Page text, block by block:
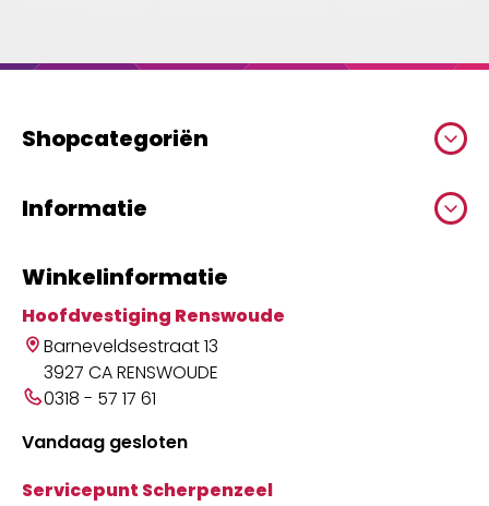
Shopcategoriën
Informatie
Winkelinformatie
Hoofdvestiging Renswoude
Barneveldsestraat 13
3927 CA RENSWOUDE
0318 - 57 17 61
Vandaag gesloten
Servicepunt Scherpenzeel